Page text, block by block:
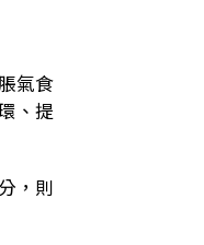
氣食
、提
，則